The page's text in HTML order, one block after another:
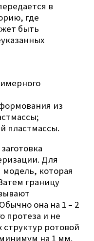
в
где
быть
из
пластмассы.
Для
модель, которая
границу
она на 1 – 2
протеза и не
структур ротовой
на 1 мм.